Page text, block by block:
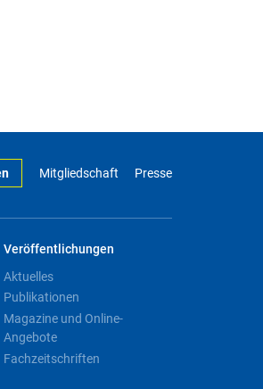
Mitgliedschaft Presse
Veröffentlichungen
Aktuelles
Publikationen
Magazine und Online-
Angebote
Fachzeitschriften